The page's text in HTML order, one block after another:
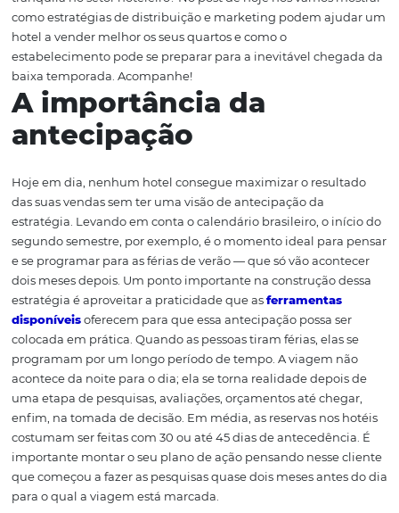
desafiadores, haverá a tão esperada alta temporada.
Consequentemente, os hotéis também precisam
certeza de que a baixa temporada vai ser uma
calendário, entra ano e sai ano. Mas o que pode ser feito
maximizar as vendas durante o período de maior
parte dos hóspedes e minimizar os danos da época mais
tranquila no setor hoteleiro? No post de hoje nós vamos
hotel a vender melhor os seus quartos e como o
estabelecimento pode se preparar para a inevitável
baixa temporada. Acompanhe!
A importância da
antecipação
Hoje em dia, nenhum hotel consegue maximizar o
das suas vendas sem ter uma visão de antecipação da
estratégia. Levando em conta o calendário brasileiro, o
segundo semestre, por exemplo, é o momento ideal
e se programar para as férias de verão — que só vão
dois meses depois. Um ponto importante na construção
estratégia é aproveitar a praticidade que as